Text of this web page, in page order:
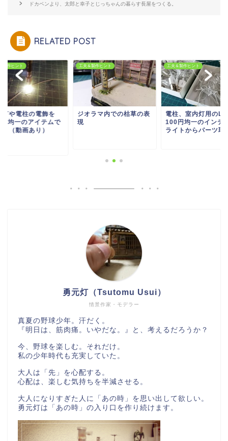
ドカベンより、太郎と幸子とじっちゃんの暮らす長屋をつくる。
RELATED POST
製作ヒント
灯や電柱の電飾を
均一のアイテムで
。（動画あり）
工夫＆製作ヒント
ジオラマ内での枯草の表
現
工夫＆製作ヒント
電柱、室内灯用の
100円均一のインテ
ライトからパーツ取
情景作家・モデラー
勇元灯（Tsutomu Usui）
真夏の野球少年。汗だく。
『明日は、筋肉痛。いやだな。』と、考えるだろうか？
今、野球を楽しむ。それだけ。
私の少年時代も充実していた。
大人は「先」を心配する。
心配は、楽しむ気持ちを半減させる。
大人になりすぎた人に「あの時」を思い出して欲しい。
勇元灯は「あの時」の入り口を作り続けます。